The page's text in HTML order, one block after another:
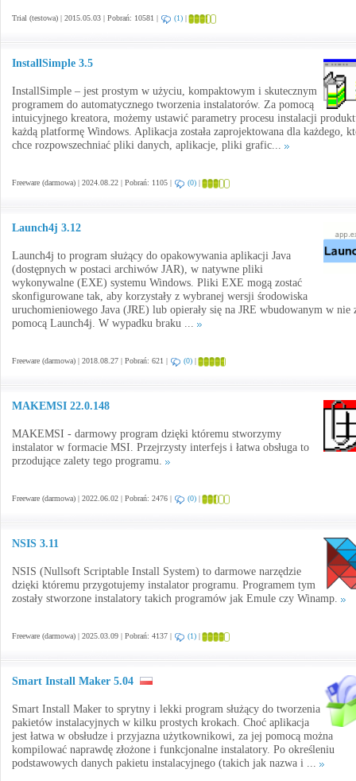
Trial (testowa) | 2015.05.03 | Pobrań: 10581 | (1) |
InstallSimple 3.5
InstallSimple – jest prostym w użyciu, kompaktowym i skutecznym
programem do automatycznego tworzenia instalatorów. Za pomocą
intuicyjnego kreatora, możemy ustawić parametry procesu instalacji
każdą platformę Windows. Aplikacja została zaprojektowana dla każdego,
chce rozpowszechniać pliki danych, aplikacje, pliki grafic...
Freeware (darmowa) | 2024.08.22 | Pobrań: 1105 | (0) |
Launch4j 3.12
Launch4j to program służący do opakowywania aplikacji Java
(dostępnych w postaci archiwów JAR), w natywne pliki
wykonywalne (EXE) systemu Windows. Pliki EXE mogą zostać
skonfigurowane tak, aby korzystały z wybranej wersji środowiska
uruchomieniowego Java (JRE) lub opierały się na JRE wbudowanym w nie
pomocą Launch4j. W wypadku braku ...
Freeware (darmowa) | 2018.08.27 | Pobrań: 621 | (0) |
MAKEMSI 22.0.148
MAKEMSI - darmowy program dzięki któremu stworzymy
instalator w formacie MSI. Przejrzysty interfejs i łatwa obsługa to
przodujące zalety tego programu.
Freeware (darmowa) | 2022.06.02 | Pobrań: 2476 | (0) |
NSIS 3.11
NSIS (Nullsoft Scriptable Install System) to darmowe narzędzie
dzięki któremu przygotujemy instalator programu. Programem tym
zostały stworzone instalatory takich programów jak Emule czy Winamp.
Freeware (darmowa) | 2025.03.09 | Pobrań: 4137 | (1) |
Smart Install Maker 5.04
Smart Install Maker to sprytny i lekki program służący do tworzenia
pakietów instalacyjnych w kilku prostych krokach. Choć aplikacja
jest łatwa w obsłudze i przyjazna użytkownikowi, za jej pomocą można
kompilować naprawdę złożone i funkcjonalne instalatory. Po określeniu
podstawowych danych pakietu instalacyjnego (takich jak nazwa i ...